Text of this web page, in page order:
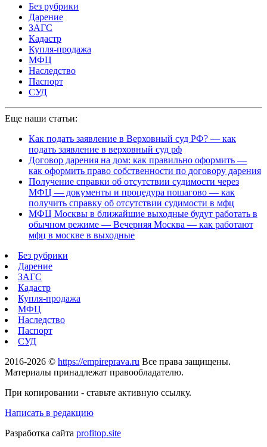
Без рубрики
Дарение
ЗАГС
Кадастр
Купля-продажа
МФЦ
Наследство
Паспорт
СУД
Еще наши статьи:
Как подать заявление в Верховный суд РФ? — как
подать заявление в верховный суд рф
Договор дарения на дом: как правильно оформить —
как оформить право собственности по договору дарения
Получение справки об отсутствии судимости через
МФЦ — документы и процедура пошагово — как
получить справку об отсутствии судимости в мфц
МФЦ Москвы в ближайшие выходные будут работать в
обычном режиме — Вечерняя Москва — как работают
мфц в москве в выходные
Без рубрики
Дарение
ЗАГС
Кадастр
Купля-продажа
МФЦ
Наследство
Паспорт
СУД
2016-2026 © https://empireprava.ru Все права защищены.
Материалы принадлежат правообладателю.
При копировании - ставьте активную ссылку.
Написать в редакцию
Разработка сайта profitop.site